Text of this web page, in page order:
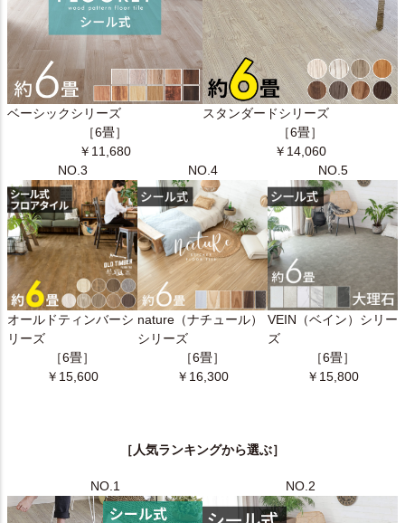
ベーシックシリーズ
スタンダードシリーズ
［6畳］
￥ 11,680
［6畳］
￥ 14,060
NO.3
オールドティンバーシ
リーズ
NO.4
nature（ナチュール）
シリーズ
NO.5
VEIN（ベイン）シリー
ズ
［6畳］
￥ 15,600
［6畳］
￥ 16,300
［6畳］
￥ 15,800
［人気ランキングから選ぶ］
NO.1 NO.2